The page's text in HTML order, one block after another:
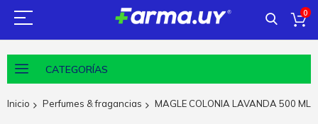
0
CATEGORÍAS
Inicio Perfumes & fragancias MAGLE COLONIA LAVANDA 500 ML